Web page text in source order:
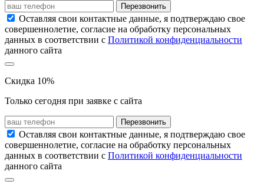
Перезвонить
Оставляя свои контактные данные, я подтверждаю свое
совершеннолетие, согласие на обработку персональных
данных в соответствии с Политикой конфиденциальности
данного сайта
Скидка 10%
Только сегодня при заявке с сайта
Перезвонить
Оставляя свои контактные данные, я подтверждаю свое
совершеннолетие, согласие на обработку персональных
данных в соответствии с Политикой конфиденциальности
данного сайта